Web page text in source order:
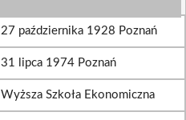
27 października 1928 Poznań
31 lipca 1974 Poznań
Wyższa Szkoła Ekonomiczna